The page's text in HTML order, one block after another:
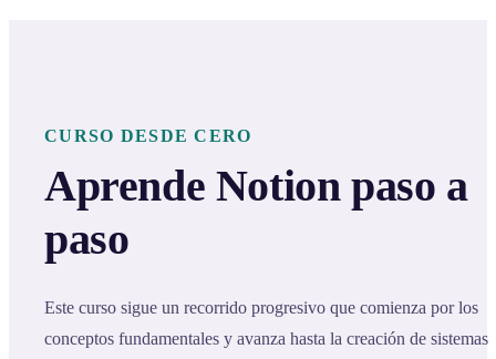
CURSO DESDE CERO
Aprende Notion paso a
paso
Este curso sigue un recorrido progresivo que comienza por los
conceptos fundamentales y avanza hasta la creación de sistemas